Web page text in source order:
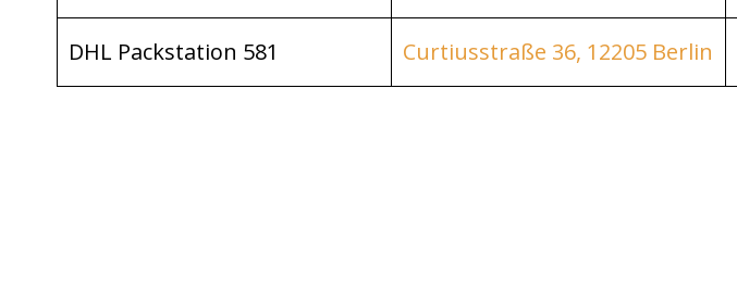
DHL Packstation 581 Curtiusstraße 36, 12205 Berlin